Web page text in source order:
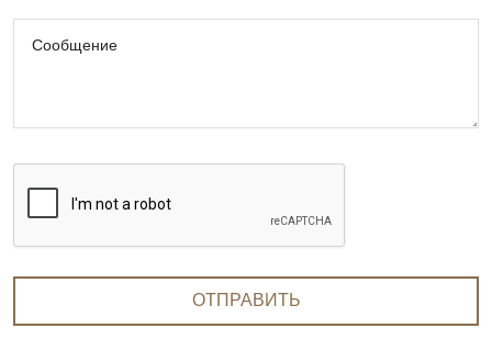
Сообщение
ОТПРАВИТЬ